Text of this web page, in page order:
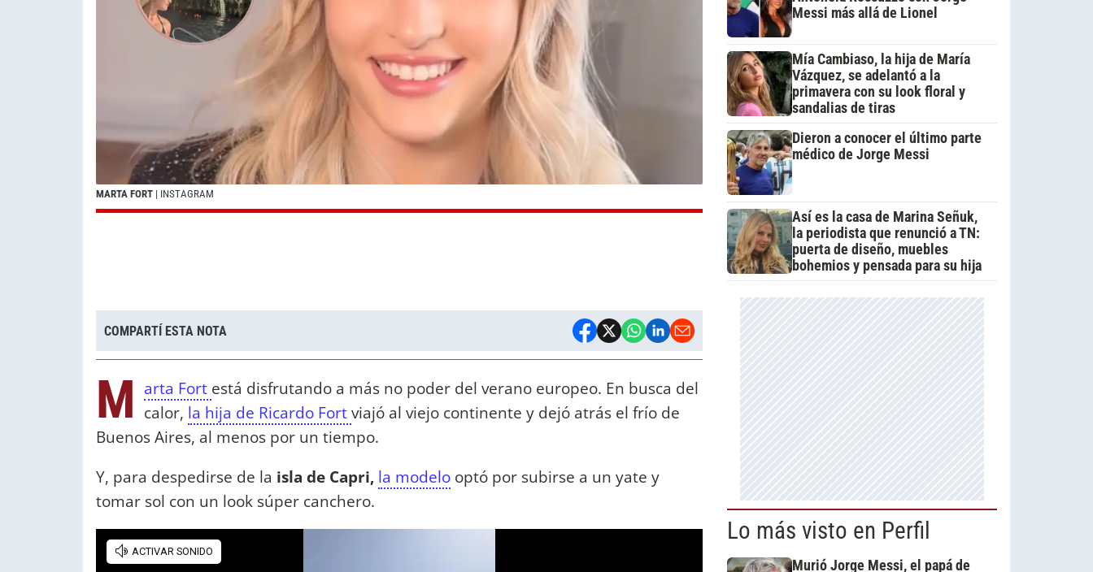
MARTA FORT | INSTAGRAM
COMPARTÍ ESTA NOTA
M arta Fort está disfrutando a más no poder del verano europeo. En busca del
calor, la hija de Ricardo Fortviajó al viejo continente y dejó atrás el frío de
Buenos Aires, al menos por un tiempo.
Y, para despedirse de la isla de Capri, la modelo optó por subirse a un yate y
tomar sol con un look súper canchero.
Messi más allá de Lionel
Mía Cambiaso, la hija de María
Vázquez, se adelantó a la
primavera con su look floral y
sandalias de tiras
Dieron a conocer el último parte
médico de Jorge Messi
Así es la casa de Marina Señuk,
la periodista que renunció a TN:
puerta de diseño, muebles
bohemios y pensada para su hija
Lo más visto en Perfil
Murió Jorge Messi, el papá de